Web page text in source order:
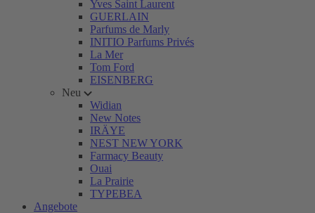
Yves Saint Laurent
GUERLAIN
Parfums de Marly
INITIO Parfums Privés
La Mer
Tom Ford
EISENBERG
Neu
Widian
New Notes
IRÄYE
NEST NEW YORK
Farmacy Beauty
Ouai
La Prairie
TYPEBEA
Angebote